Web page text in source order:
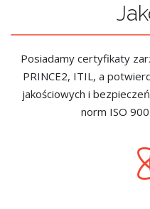
Posiadamy certyfikaty
PRINCE2, ITIL, a
jakościowych i
norm ISO